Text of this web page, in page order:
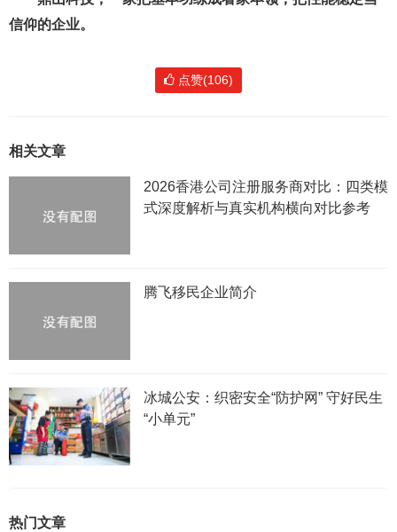
信仰的企业。
点赞(106)
相关文章
2026香港公司注册服务商对比：四类模
式深度解析与真实机构横向对比参考
腾飞移民企业简介
冰城公安：织密安全“防护网” 守好民生
“小单元”
热门文章